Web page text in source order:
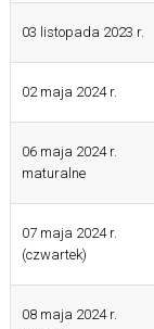
03 listopada
02 maja 2024 r.
06 maja 2024 r. –
maturalne
07 maja 2024 r. -
(czwartek)
08 maja 2024 r. -